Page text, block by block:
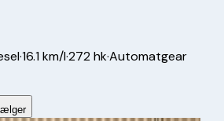
·16.1 km/l·272 hk·Automatgear